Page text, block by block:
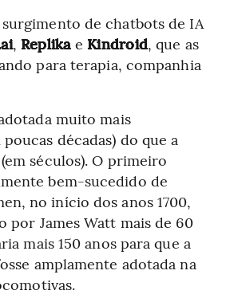
de chatbots de IA
, Replika e Kindroid, que as
para terapia, companhia
muito mais
décadas) do que a
séculos). O primeiro
bem-sucedido de
no início dos anos 1700,
por James Watt mais de 60
mais 150 anos para que a
amplamente adotada na